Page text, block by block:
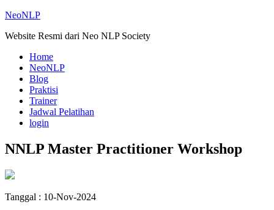
NeoNLP
Website Resmi dari Neo NLP Society
Home
NeoNLP
Blog
Praktisi
Trainer
Jadwal Pelatihan
login
NNLP Master Practitioner Workshop
Tanggal : 10-Nov-2024